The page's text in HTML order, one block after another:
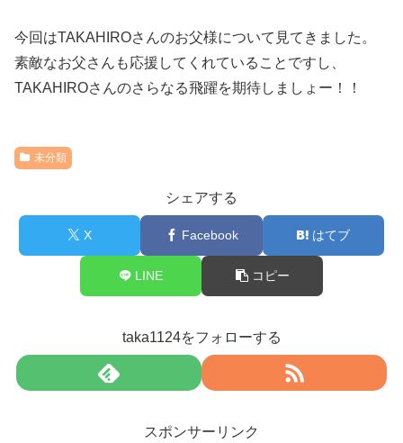
今回はTAKAHIROさんのお父様について見てきました。
素敵なお父さんも応援してくれていることですし、
TAKAHIROさんのさらなる飛躍を期待しましょー！！
未分類
シェアする
X Facebook はてブ
LINE コピー
taka1124をフォローする
スポンサーリンク